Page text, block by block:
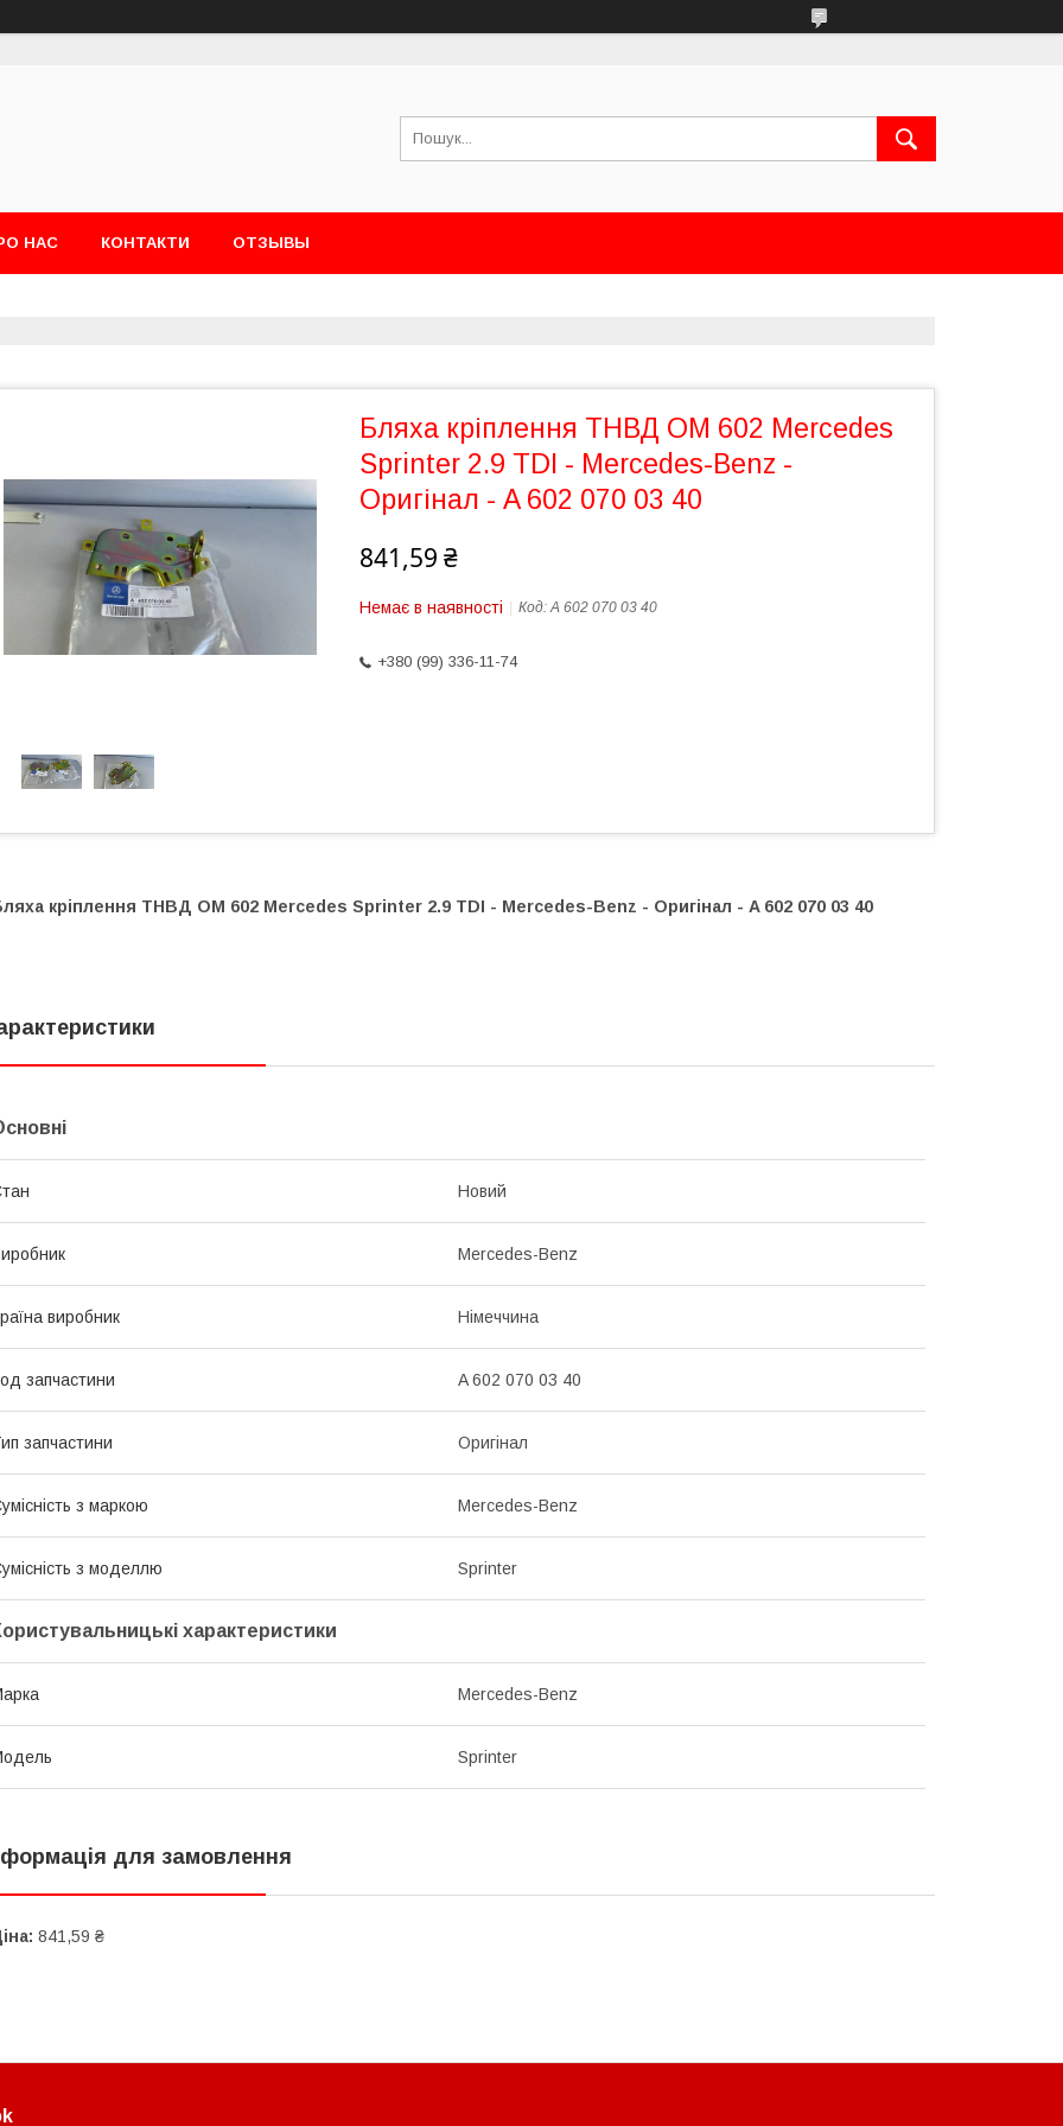
НАС КОНТАКТИ ОТЗЫВЫ
Бляха кріплення ТНВД OM 602 Mercedes
Sprinter 2.9 TDI - Mercedes-Benz -
Оригінал - A 602 070 03 40
841,59 ₴
Немає в наявності Код:A 602 070 03 40
+380 (99) 336-11-74
кріплення ТНВД OM 602 Mercedes Sprinter 2.9 TDI - Mercedes-Benz - Оригінал - A 602 070 03 40
Новий
Mercedes-Benz
виробник Німеччина
запчастини A 602 070 03 40
запчастини Оригінал
з маркою Mercedes-Benz
з моделлю Sprinter
характеристики
Mercedes-Benz
Sprinter
для замовлення
841,59 ₴